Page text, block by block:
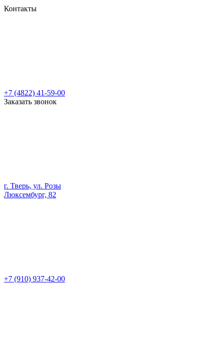
Контакты
+7 (4822) 41-59-00
Заказать звонок
г. Тверь, ул. Розы
Люксембург, 82
+7 (910) 937-42-00